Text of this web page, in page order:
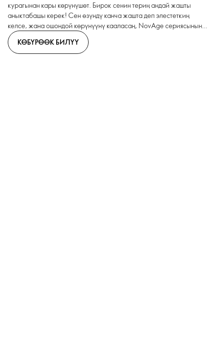
курагынан кары көрүнүшөт. Бирок сенин териң андай жашты
аныктабашы керек! Сен өзүндү канча жашта деп элестеткиң
келсе, жана ошондой көрүнүүнү кааласаң, NovAge сериясынын
продуктуларынын арасынан өзүңдүн линейкаңды танда.
КӨБҮРӨӨК БИЛҮҮ